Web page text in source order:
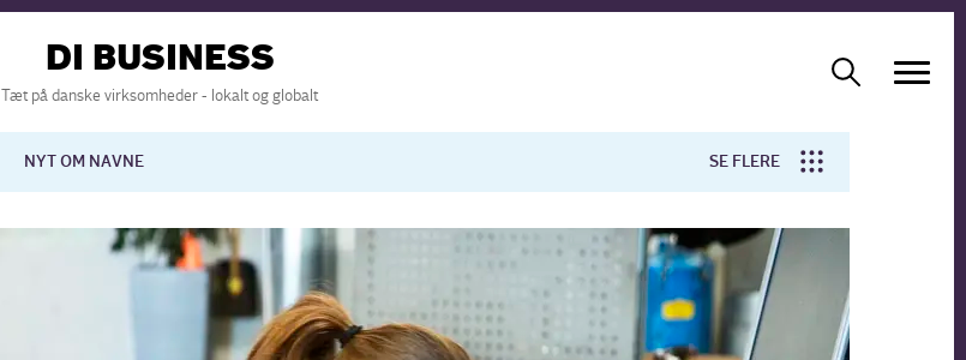
DI BUSINESS
Tæt på danske virksomheder - lokalt og globalt
NYT OM NAVNE SE FLERE
International økonomi Arbejdsmiljø
Europapolitik Forskning